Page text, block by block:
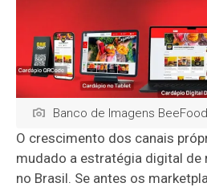
Banco de Imagens BeeFood
O crescimento dos canais
mudado a estratégia digital de
no Brasil. Se antes os